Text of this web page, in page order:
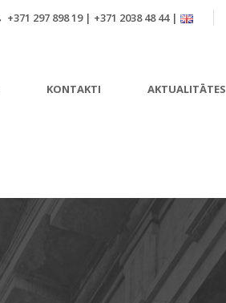
+371 297 898 19 | +371 2038 48 44 |
KONTAKTI AKTUALITĀTES